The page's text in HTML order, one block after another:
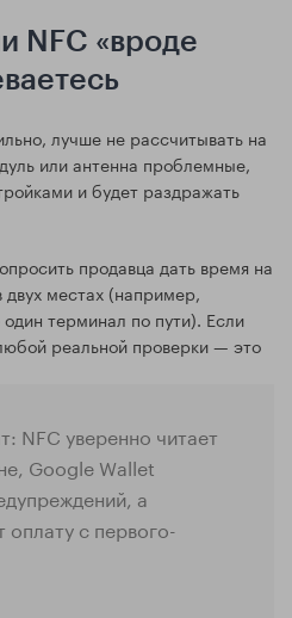
NFC «вроде
лучше не рассчитывать на
или антенна проблемные,
и будет раздражать
продавца дать время на
двух местах (например,
терминал по пути). Если
реальной проверки — это
NFC уверенно читает
Google Wallet
а
с первого-